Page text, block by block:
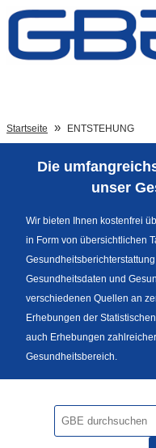
Zum Inhalt
Sprachumschaltung
Fußzeile
Startseite ENTSTEHUNG
Die
unser
Wir bieten Ihnen kostenfrei
in Form von übersichtlichen
Gesundheitsdaten und
verschiedenen Quellen an
Erhebungen der
auch Erhebungen
Gesundheitsbereich.